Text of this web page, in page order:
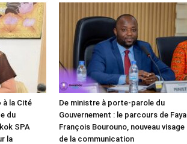
à la Cité
du
SPA
la
De ministre à porte-parole du
Gouvernement : le parcours de Faya
François Bourouno, nouveau visage
de la communication